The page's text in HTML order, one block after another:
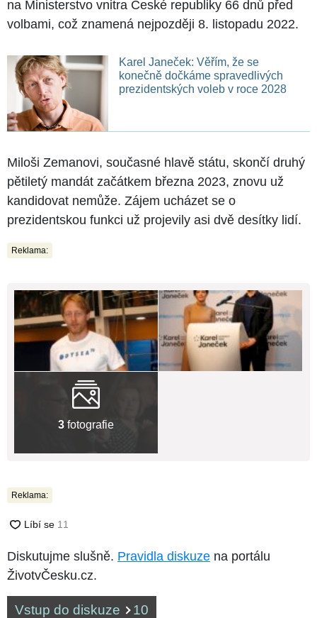
na Ministerstvo vnitra České republiky 66 dnů před
volbami, což znamená nejpozději 8. listopadu 2022.
Karel Janeček: Věřím, že se
konečně dočkáme spravedlivých
prezidentských voleb v roce 2028
Miloši Zemanovi, současné hlavě státu, skončí druhý
pětiletý mandát začátkem března 2023, znovu už
kandidovat nemůže. Zájem ucházet se o
prezidentskou funkci už projevily asi dvě desítky lidí.
Reklama:
3 fotografie
Reklama:
Diskutujme slušně. Pravidla diskuze na portálu
ŽivotvČesku.cz.
Vstup do diskuze 10